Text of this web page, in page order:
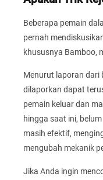
Beberapa pemain
pernah
khususnya Bamboo,
Menurut laporan dari
dilaporkan dapat
pemain keluar dan
hingga saat ini,
masih efektif,
mengubah mekanik
Jika Anda ingin